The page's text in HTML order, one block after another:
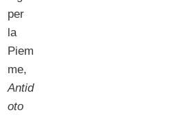
per
la
Piem
me,
Antid
oto